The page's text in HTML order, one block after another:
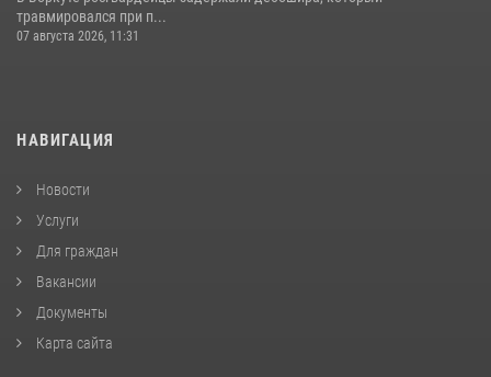
травмировался при п...
07 августа 2026, 11:31
НАВИГАЦИЯ
Новости
Услуги
Для граждан
Вакансии
Документы
Карта сайта